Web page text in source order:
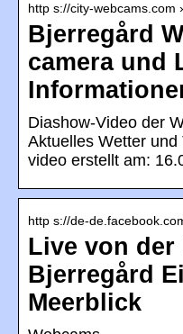
http s://city-webcams.com
Bjerregård
camera und
Diashow-Video der
Aktuelles Wetter und
video erstellt am:
http s://de-
Live von der
Bjerregård
Meerblick